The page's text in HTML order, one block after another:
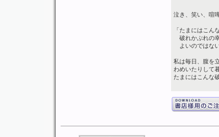
泣き、笑い、喧
「たまにはこん
破れかぶれの
よいのではな
私は毎日、腹を
わめいたりして
たまにはこんな